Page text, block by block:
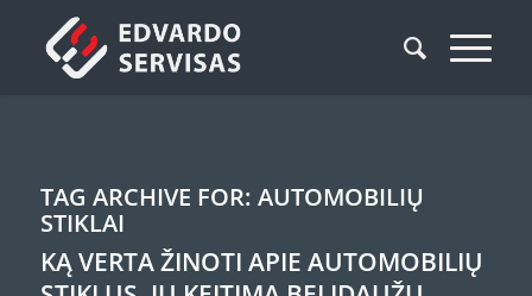
TAG ARCHIVE FOR: AUTOMOBILIŲ
STIKLAI
KĄ VERTA ŽINOTI APIE AUTOMOBILIŲ